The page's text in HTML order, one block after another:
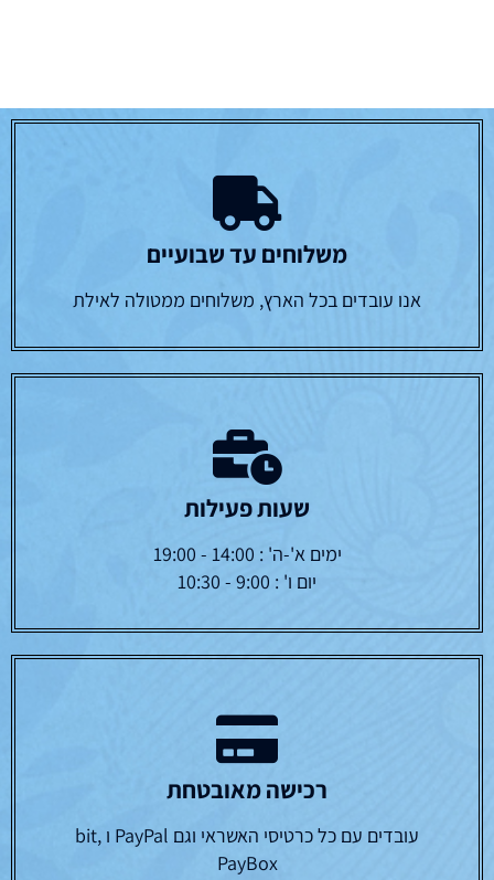
משלוחים עד שבועיים
אנו עובדים בכל הארץ, משלוחים ממטולה לאילת
שעות פעילות
ימים א'-ה' : 14:00 - 19:00
יום ו' : 9:00 - 10:30
רכישה מאובטחת
עובדים עם כל כרטיסי האשראי וגם PayPal ו bit,
PayBox